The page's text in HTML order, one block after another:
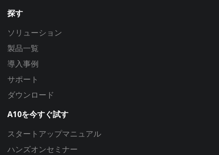
探す
ソリューション
製品一覧
導入事例
サポート
ダウンロード
A10を今すぐ試す
スタートアップマニュアル
ハンズオンセミナー